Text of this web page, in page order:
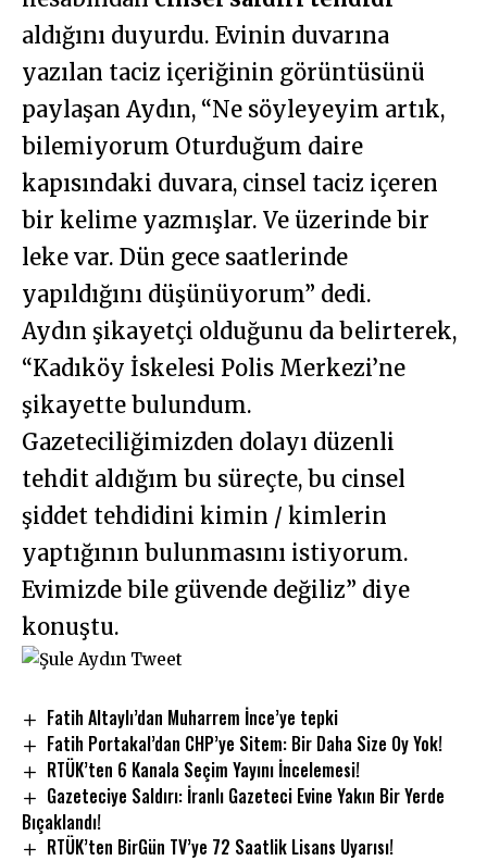
aldığını duyurdu. Evinin duvarına
yazılan taciz içeriğinin görüntüsünü
paylaşan Aydın, “Ne söyleyeyim artık,
bilemiyorum Oturduğum daire
kapısındaki duvara, cinsel taciz içeren
bir kelime yazmışlar. Ve üzerinde bir
leke var. Dün gece saatlerinde
yapıldığını düşünüyorum” dedi.
Aydın şikayetçi olduğunu da belirterek,
“Kadıköy İskelesi Polis Merkezi’ne
şikayette bulundum.
Gazeteciliğimizden dolayı düzenli
tehdit aldığım bu süreçte, bu cinsel
şiddet tehdidini kimin / kimlerin
yaptığının bulunmasını istiyorum.
Evimizde bile güvende değiliz” diye
konuştu.
Fatih Altaylı’dan Muharrem İnce’ye tepki
Fatih Portakal’dan CHP’ye Sitem: Bir Daha Size Oy Yok!
RTÜK’ten 6 Kanala Seçim Yayını İncelemesi!
Gazeteciye Saldırı: İranlı Gazeteci Evine Yakın Bir Yerde
Bıçaklandı!
RTÜK’ten BirGün TV’ye 72 Saatlik Lisans Uyarısı!